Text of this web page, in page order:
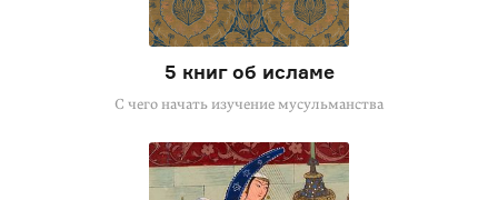
5 книг об исламе
С чего начать изучение мусульманства